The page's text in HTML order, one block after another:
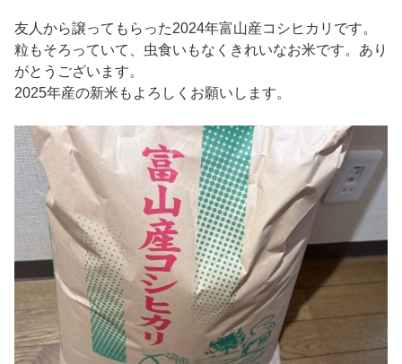
友人から譲ってもらった2024年富山産コシヒカリです。
粒もそろっていて、虫食いもなくきれいなお米です。あり
がとうございます。
2025年産の新米もよろしくお願いします。